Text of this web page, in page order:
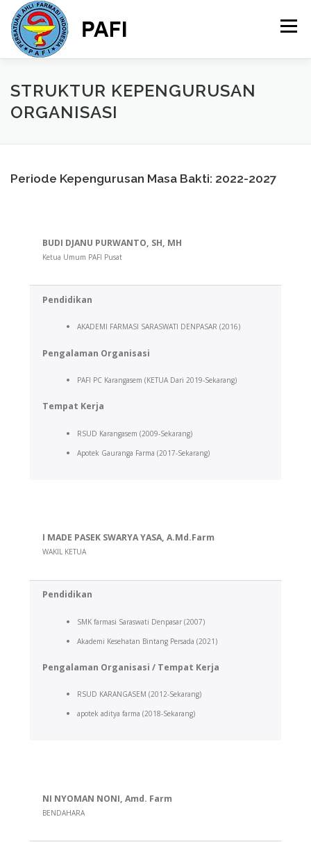
content
Menu
HOME TENTANG KAMI INFORMASI
STRUKTUR KEPENGURUSAN
ORGANISASI
Periode Kepengurusan Masa Bakti: 2022-2027
BUDI DJANU PURWANTO, SH, MH
Ketua Umum PAFI Pusat
Pendidikan
AKADEMI FARMASI SARASWATI DENPASAR (2016)
Pengalaman Organisasi
PAFI PC Karangasem (KETUA Dari 2019-Sekarang)
Tempat Kerja
RSUD Karangasem (2009-Sekarang)
Apotek Gauranga Farma (2017-Sekarang)
I MADE PASEK SWARYA YASA, A.Md.Farm
WAKIL KETUA
Pendidikan
SMK farmasi Saraswati Denpasar (2007)
Akademi Kesehatan Bintang Persada (2021)
Pengalaman Organisasi / Tempat Kerja
RSUD KARANGASEM (2012-Sekarang)
apotek aditya farma (2018-Sekarang)
NI NYOMAN NONI, Amd. Farm
BENDAHARA